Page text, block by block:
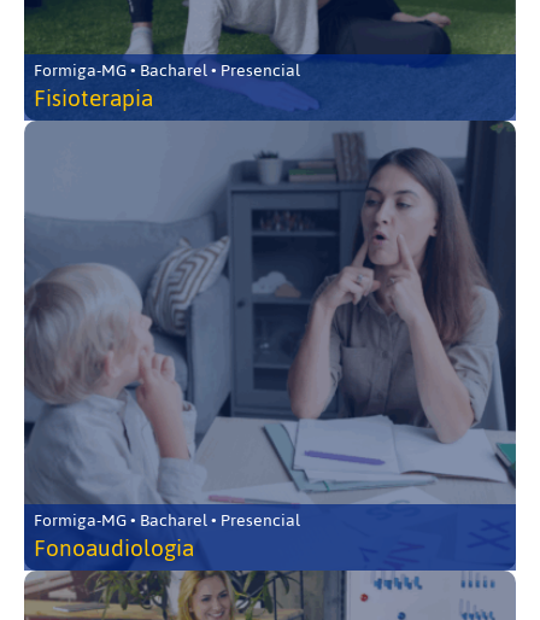
Formiga-MG • Bacharel • Presencial
Fisioterapia
Formiga-MG • Bacharel • Presencial
Fonoaudiologia